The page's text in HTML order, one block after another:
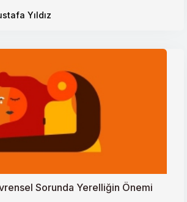
Olarak Türk Konseyi
ve Afrika Açılımı
ve Küresel Faktörler
Sınavı
Yıldız
Sorunda Yerelliğin Önemi